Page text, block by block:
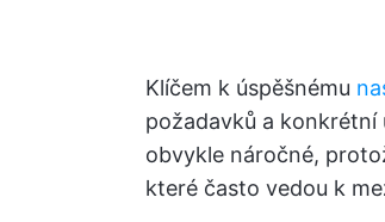
Klíčem k úspěšnému
požadavků a konkrétní
obvykle náročné,
které často vedou k